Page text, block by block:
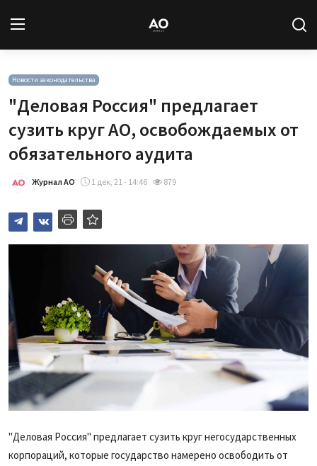
Вход
Новости
Статьи
Авторы
Архив
Подписка
Новости законодательства
"Деловая Россия" предлагает
сузить круг АО, освобождаемых от
обязательного аудита
Журнал АО 1 дек, 21 - 14:46 879
"Деловая Россия" предлагает сузить круг негосударственных
корпораций, которые государство намерено освободить от